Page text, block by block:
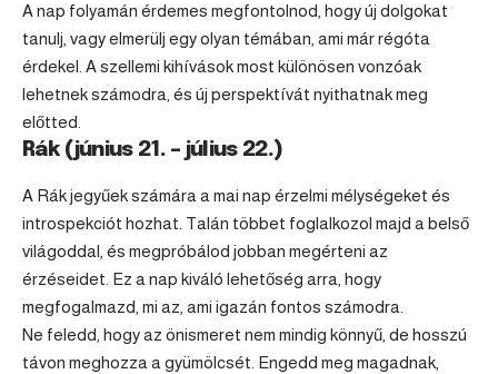
A nap folyamán érdemes megfontolnod, hogy új dolgokat
tanulj, vagy elmerülj egy olyan témában, ami már régóta
érdekel. A szellemi kihívások most különösen vonzóak
lehetnek számodra, és új perspektívát nyithatnak meg
előtted.
Rák (június 21. – július 22.)
A Rákjegyűek számára a mai nap érzelmi mélységeket és
introspekciót hozhat. Talán többet foglalkozol majd a belső
világoddal, és megpróbálod jobban megérteni az
érzéseidet. Ez a nap kiváló lehetőség arra, hogy
megfogalmazd, mi az, ami igazán fontos számodra.
Ne feledd, hogy az önismeret nem mindig könnyű, de hosszú
távon meghozza a gyümölcsét. Engedd meg magadnak,